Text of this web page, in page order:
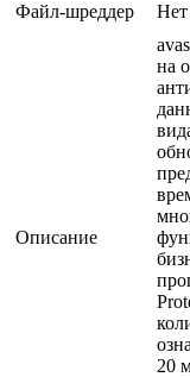
Файл-шреддер Нет
Описание
на
20